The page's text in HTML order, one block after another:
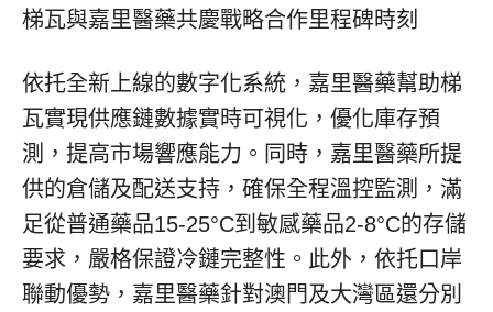
梯瓦與嘉里醫藥共慶戰略合作里程碑時刻
依托全新上線的數字化系統，嘉里醫藥幫助梯
瓦實現供應鏈數據實時可視化，優化庫存預
測，提高市場響應能力。同時，嘉里醫藥所提
供的倉儲及配送支持，確保全程溫控監測，滿
足從普通藥品15-25°C到敏感藥品2-8°C的存儲
要求，嚴格保證冷鏈完整性。此外，依托口岸
聯動優勢，嘉里醫藥針對澳門及大灣區還分別